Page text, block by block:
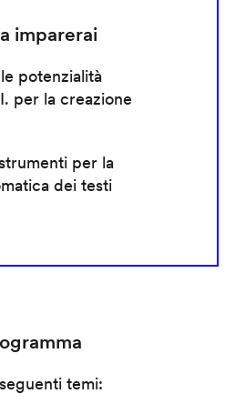
imparerai
potenzialità
per la creazione
per la
dei testi
temi: